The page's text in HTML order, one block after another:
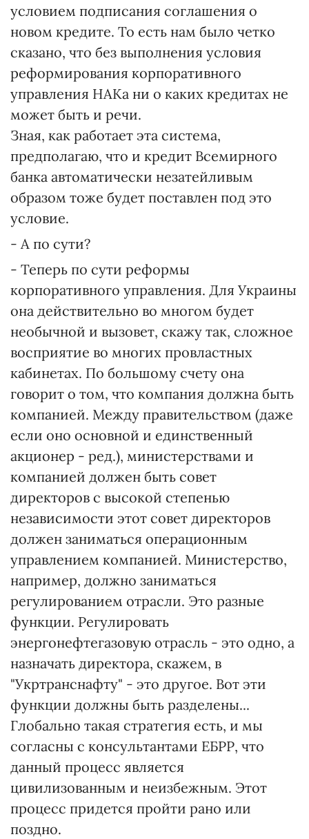
условием подписания соглашения о
новом кредите. То есть нам было четко
сказано, что без выполнения условия
реформирования корпоративного
управления НАКа ни о каких кредитах не
может быть и речи.
Зная, как работает эта система,
предполагаю, что и кредит Всемирного
банка автоматически незатейливым
образом тоже будет поставлен под это
условие.
- А по сути?
- Теперь по сути реформы
корпоративного управления. Для Украины
она действительно во многом будет
необычной и вызовет, скажу так, сложное
восприятие во многих провластных
кабинетах. По большому счету она
говорит о том, что компания должна быть
компанией. Между правительством (даже
если оно основной и единственный
акционер - ред.), министерствами и
компанией должен быть совет
директоров с высокой степенью
независимости этот совет директоров
должен заниматься операционным
управлением компанией. Министерство,
например, должно заниматься
регулированием отрасли. Это разные
функции. Регулировать
энергонефтегазовую отрасль - это одно, а
назначать директора, скажем, в
"Укртранснафту" - это другое. Вот эти
функции должны быть разделены...
Глобально такая стратегия есть, и мы
согласны с консультантами ЕБРР, что
данный процесс является
цивилизованным и неизбежным. Этот
процесс придется пройти рано или
поздно.